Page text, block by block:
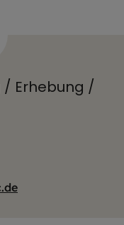
/ Erhebung /